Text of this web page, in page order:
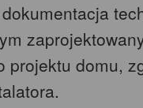
projektu domu,